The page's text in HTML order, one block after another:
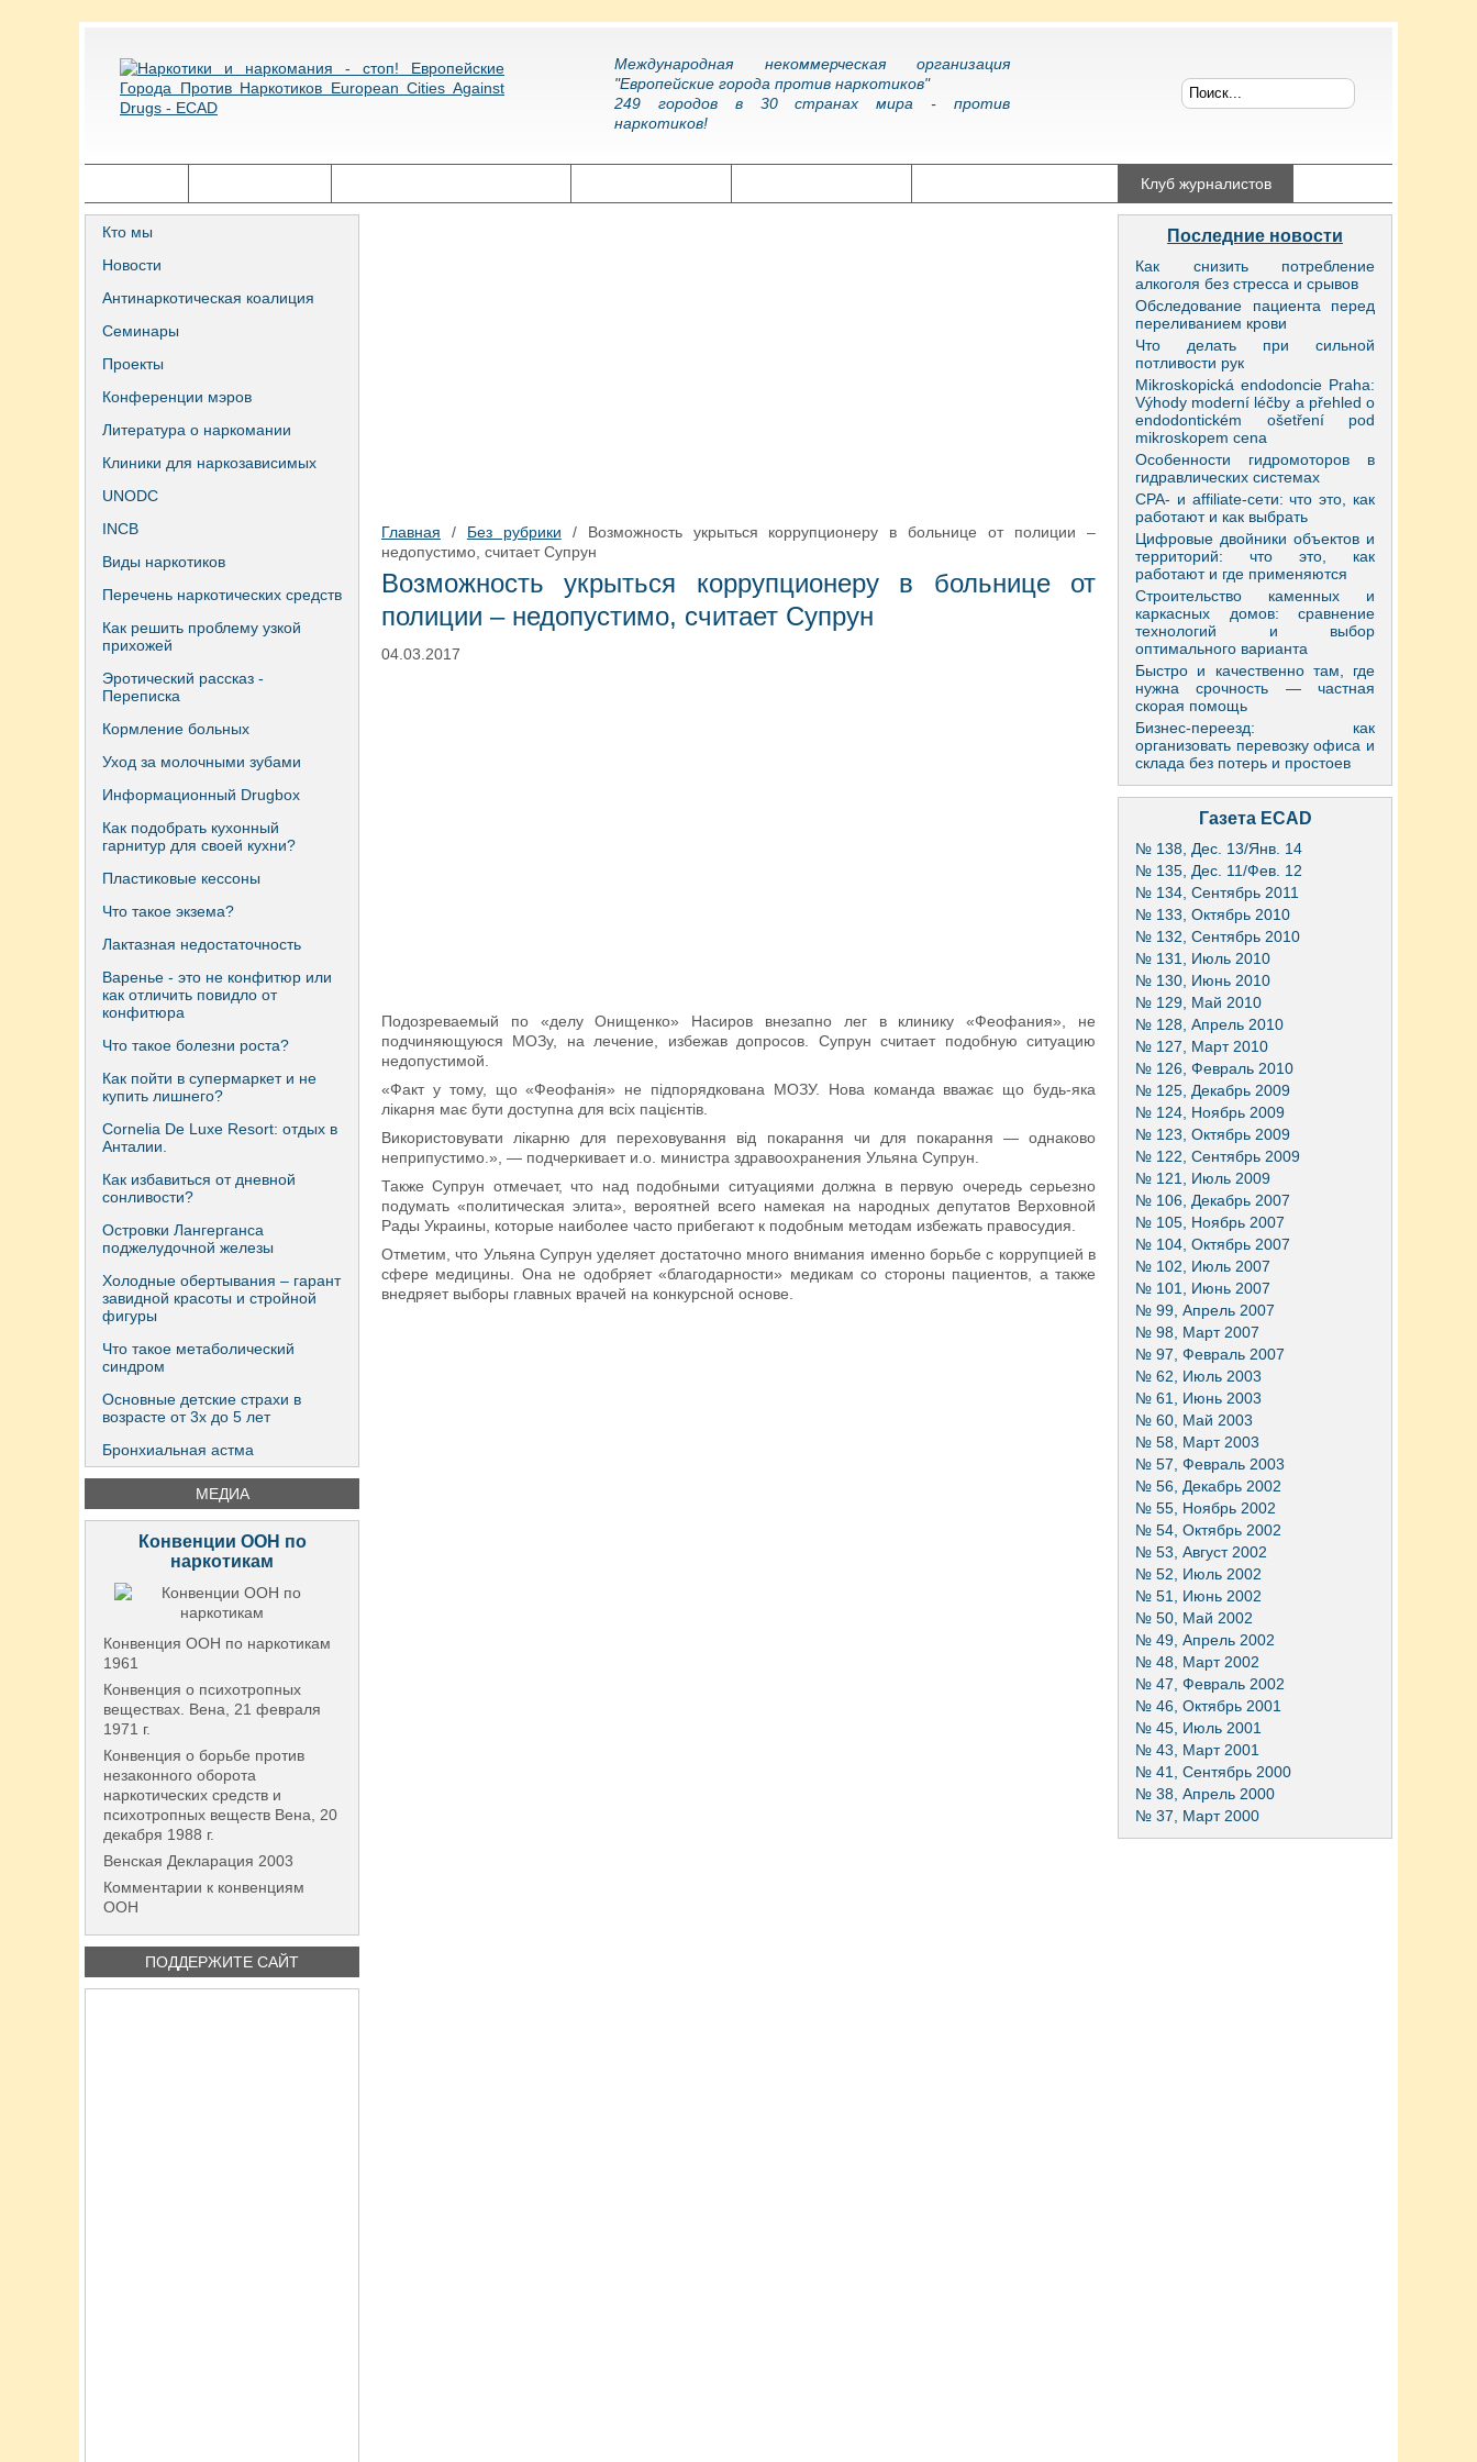
Международная некоммерческая организация
"Европейские города против наркотиков"
249 городов в 30 странах мира - против
наркотиков!
Клуб журналистов
Кто мы
Новости
Антинаркотическая коалиция
Семинары
Проекты
Конференции мэров
Литература о наркомании
Клиники для наркозависимых
UNODC
INCB
Виды наркотиков
Перечень наркотических средств
Как решить проблему узкой
прихожей
Эротический рассказ -
Переписка
Кормление больных
Уход за молочными зубами
Информационный Drugbox
Как подобрать кухонный
гарнитур для своей кухни?
Пластиковые кессоны
Что такое экзема?
Лактазная недостаточность
Варенье - это не конфитюр или
как отличить повидло от
конфитюра
Что такое болезни роста?
Как пойти в супермаркет и не
купить лишнего?
Сornelia De Luxe Resort: отдых в
Анталии.
Как избавиться от дневной
сонливости?
Островки Лангерганса
поджелудочной железы
Холодные обертывания – гарант
завидной красоты и стройной
фигуры
Что такое метаболический
синдром
Основные детские страхи в
возрасте от 3х до 5 лет
Бронхиальная астма
МЕДИА
Конвенции ООН по
наркотикам
Конвенция ООН по наркотикам
1961
Конвенция о психотропных
веществах. Вена, 21 февраля
1971 г.
Конвенция о борьбе против
незаконного оборота
наркотических средств и
психотропных веществ Вена, 20
декабря 1988 г.
Венская Декларация 2003
Комментарии к конвенциям
ООН
ПОДДЕРЖИТЕ САЙТ
Главная / Без рубрики / Возможность укрыться коррупционеру в больнице от полиции –
недопустимо, считает Супрун
Возможность укрыться коррупционеру в больнице от
полиции – недопустимо, считает Супрун
04.03.2017
Подозреваемый по «делу Онищенко» Насиров внезапно лег в клинику «Феофания», не
подчиняющуюся МОЗу, на лечение, избежав допросов. Супрун считает подобную ситуацию
недопустимой.
«Факт у тому, що «Феофанія» не підпорядкована МОЗУ. Нова команда вважає що будь-яка
лікарня має бути доступна для всіх пацієнтів.
Використовувати лікарню для переховування від покарання чи для покарання — однаково
неприпустимо.», — подчеркивает и.о. министра здравоохранения Ульяна Супрун.
Также Супрун отмечает, что над подобными ситуациями должна в первую очередь серьезно
подумать «политическая элита», вероятней всего намекая на народных депутатов Верховной
Рады Украины, которые наиболее часто прибегают к подобным методам избежать правосудия.
Отметим, что Ульяна Супрун уделяет достаточно много внимания именно борьбе с коррупцией в
сфере медицины. Она не одобряет «благодарности» медикам со стороны пациентов, а также
внедряет выборы главных врачей на конкурсной основе.
Последние новости
Как снизить потребление
алкоголя без стресса и срывов
Обследование пациента перед
переливанием крови
Что делать при сильной
потливости рук
Mikroskopická endodoncie Praha:
Výhody moderní léčby a přehled o
endodontickém ošetření pod
mikroskopem cena
Особенности гидромоторов в
гидравлических системах
CPA- и affiliate-сети: что это, как
работают и как выбрать
Цифровые двойники объектов и
территорий: что это, как
работают и где применяются
Строительство каменных и
каркасных домов: сравнение
технологий и выбор
оптимального варианта
Быстро и качественно там, где
нужна срочность — частная
скорая помощь
Бизнес-переезд: как
организовать перевозку офиса и
склада без потерь и простоев
Газета ECAD
№ 138, Дес. 13/Янв. 14
№ 135, Дес. 11/Фев. 12
№ 134, Сентябрь 2011
№ 133, Октябрь 2010
№ 132, Сентябрь 2010
№ 131, Июль 2010
№ 130, Июнь 2010
№ 129, Май 2010
№ 128, Апрель 2010
№ 127, Март 2010
№ 126, Февраль 2010
№ 125, Декабрь 2009
№ 124, Ноябрь 2009
№ 123, Октябрь 2009
№ 122, Сентябрь 2009
№ 121, Июль 2009
№ 106, Декабрь 2007
№ 105, Ноябрь 2007
№ 104, Октябрь 2007
№ 102, Июль 2007
№ 101, Июнь 2007
№ 99, Апрель 2007
№ 98, Март 2007
№ 97, Февраль 2007
№ 62, Июль 2003
№ 61, Июнь 2003
№ 60, Май 2003
№ 58, Март 2003
№ 57, Февраль 2003
№ 56, Декабрь 2002
№ 55, Ноябрь 2002
№ 54, Октябрь 2002
№ 53, Август 2002
№ 52, Июль 2002
№ 51, Июнь 2002
№ 50, Май 2002
№ 49, Апрель 2002
№ 48, Март 2002
№ 47, Февраль 2002
№ 46, Октябрь 2001
№ 45, Июль 2001
№ 43, Март 2001
№ 41, Сентябрь 2000
№ 38, Апрель 2000
№ 37, Март 2000